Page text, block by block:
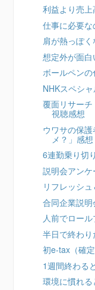
利益より売
仕事に必要
肩が熱っぽ
想定外が面
ボールペン
NHKスペシ
覆面リサーチ
視聴感想
ウワサの保
メ？」感想
6連勤乗り切
説明会アンケ
リフレッシ
合同企業説
人前でロー
半日で終わり
初e-tax（確
1週間終わる
環境に慣れ